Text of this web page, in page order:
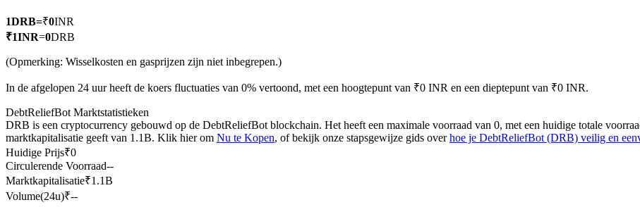
TradFi
USDC-futures
1DRB=₹0INR
₹1INR=0DRB
(Opmerking: Wisselkosten en gasprijzen zijn niet inbegrepen.)
In de afgelopen 24 uur heeft de koers fluctuaties van 0% vertoond, met een hoogtepunt van ₹0 INR en een dieptepunt van ₹0 INR.
DebtReliefBot Marktstatistieken
DRB is een cryptocurrency gebouwd op de DebtReliefBot blockchain. Het heeft een maximale voorraad van 0, met een huidige totale
marktkapitalisatie geeft van 1.1B. Klik hier om Nu te Kopen, of bekijk onze stapsgewijze gids overhoe je DebtReliefBot (DRB) veilig en
Huidige Prijs₹0
Circulerende Voorraad--
Marktkapitalisatie₹1.1B
Volume(24u)₹--